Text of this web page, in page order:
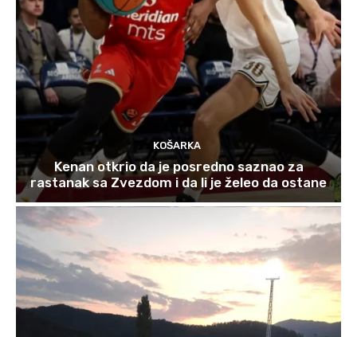
KOŠARKA
Kenan otkrio da je posredno saznao za
rastanak sa Zvezdom i da li je želeo da ostane